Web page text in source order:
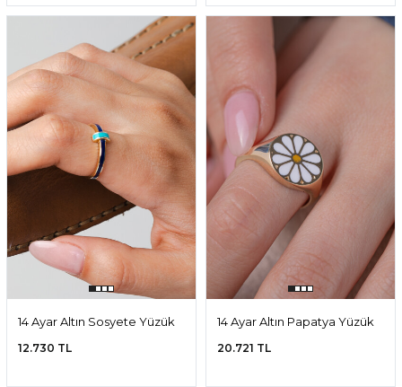
14 Ayar Altın Sosyete Yüzük
12.730 TL
14 Ayar Altın Papatya Yüzük
20.721 TL